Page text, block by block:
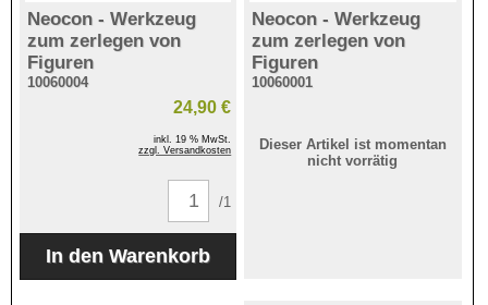
Neocon - Werkzeug
zum zerlegen von
Figuren
10060004
24,90 €
inkl. 19 % MwSt.
zzgl. Versandkosten
/1
Neocon - Werkzeug
zum zerlegen von
Figuren
10060001
Dieser Artikel ist momentan
nicht vorrätig